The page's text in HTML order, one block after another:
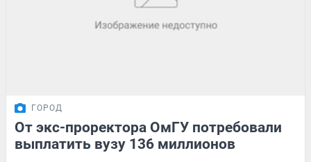
ГОРОД
От экс-проректора ОмГУ потребовали
выплатить вузу 136 миллионов